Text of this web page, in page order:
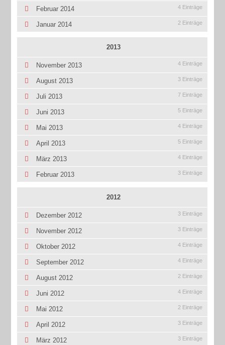
Februar 2014 4 Einträge
Januar 2014 2 Einträge
2013
November 2013 4 Einträge
August 2013 3 Einträge
Juli 2013 7 Einträge
Juni 2013 5 Einträge
Mai 2013 4 Einträge
April 2013 5 Einträge
März 2013 4 Einträge
Februar 2013 3 Einträge
2012
Dezember 2012 3 Einträge
November 2012 3 Einträge
Oktober 2012 4 Einträge
September 2012 4 Einträge
August 2012 2 Einträge
Juni 2012 4 Einträge
Mai 2012 2 Einträge
April 2012 3 Einträge
März 2012 3 Einträge